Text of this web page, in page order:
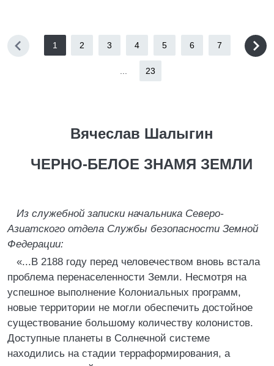
1 2 3 4 5 6 7
23
Вячеслав Шалыгин
ЧЕРНО-БЕЛОЕ ЗНАМЯ ЗЕМЛИ
Из служебной записки начальника Северо-
Азиатского отдела Службы безопасности Земной
Федерации:
«...В 2188 году перед человечеством вновь встала
проблема перенаселенности Земли. Несмотря на
успешное выполнение Колониальных программ,
новые территории не могли обеспечить достойное
существование большому количеству колонистов.
Доступные планеты в Солнечной системе
находились на стадии терраформирования, а